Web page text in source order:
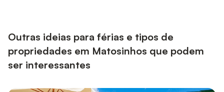
Edifício com ...
Outras ideias para férias e tipos de
propriedades em Matosinhos que podem
ser interessantes